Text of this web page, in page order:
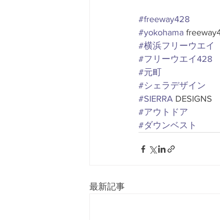
#freeway428
#yokohama
#横浜フリーウエイ
#フリーウエイ428
#元町
#シェラデザイン
#SIERRA DESIGNS
#アウトドア
#ダウンベスト
最新記事